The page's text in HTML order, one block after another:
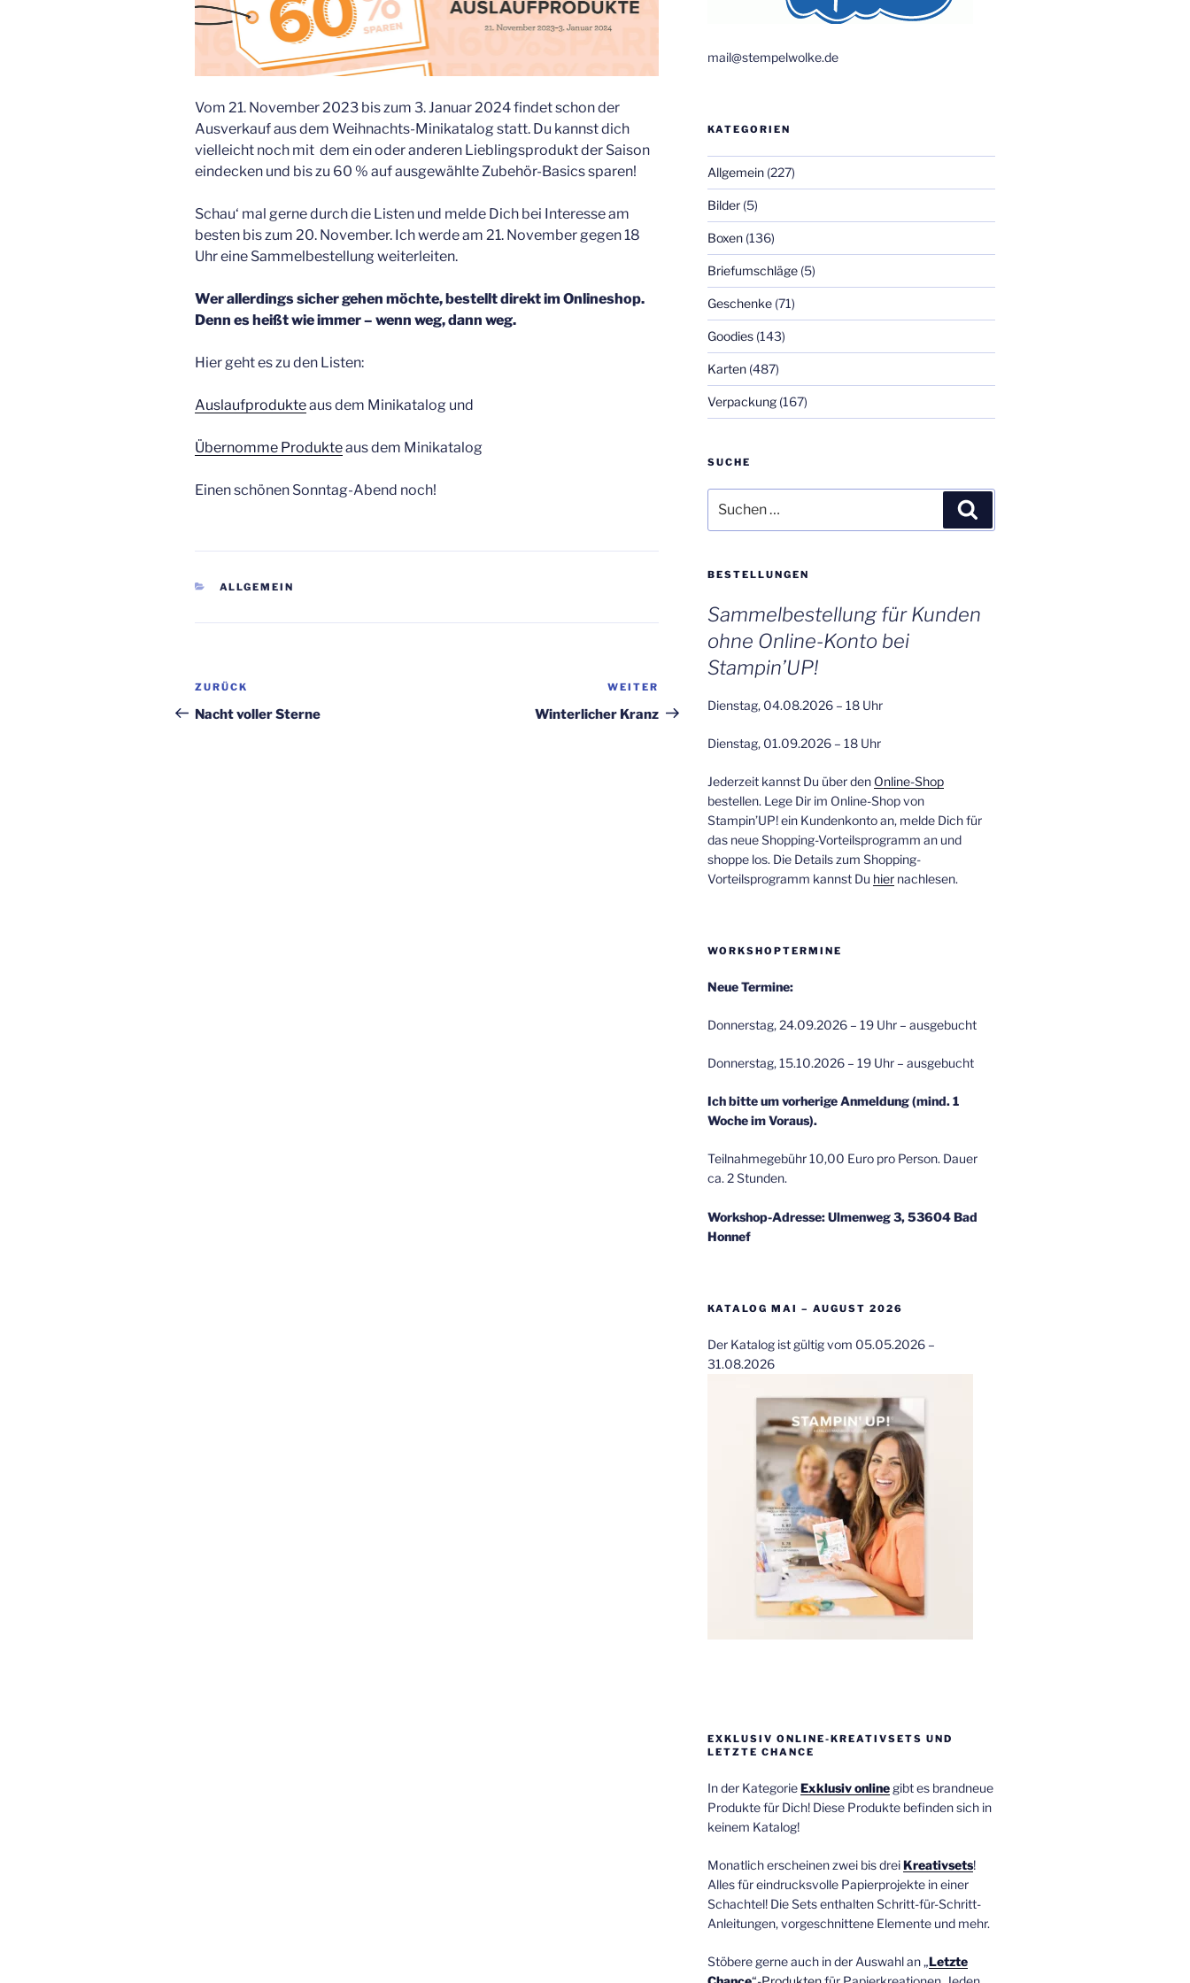
Vom 21. November 2023 bis zum 3. Januar 2024 findet schon der
Ausverkauf aus dem Weihnachts-Minikatalog statt. Du kannst dich
vielleicht noch mit dem ein oder anderen Lieblingsprodukt der Saison
eindecken und bis zu 60 % auf ausgewählte Zubehör-Basics sparen!
Schau‘ mal gerne durch die Listen und melde Dich bei Interesse am
besten bis zum 20. November. Ich werde am 21. November gegen 18
Uhr eine Sammelbestellung weiterleiten.
Wer allerdings sicher gehen möchte, bestellt direkt im Onlineshop.
Denn es heißt wie immer – wenn weg, dann weg.
Hier geht es zu den Listen:
Auslaufprodukteaus dem Minikatalog und
Übernomme Produkteaus dem Minikatalog
Einen schönen Sonntag-Abend noch!
KATEGORIEN
ALLGEMEIN
Beitragsnavigation
Vorheriger
Beitrag
ZURÜCK
Nacht voller Sterne
Beitrag
WEITER
Winterlicher Kranz
mail@stempelwolke.de
KATEGORIEN
Allgemein(227)
Bilder(5)
Boxen(136)
Briefumschläge(5)
Geschenke(71)
Goodies(143)
Karten(487)
Verpackung(167)
SUCHE
nach:
BESTELLUNGEN
Sammelbestellung für Kunden
ohne Online-Konto bei
Stampin’UP!
Dienstag, 04.08.2026 – 18 Uhr
Dienstag, 01.09.2026 – 18 Uhr
Jederzeit kannst Du über den Online-Shop
bestellen. Lege Dir im Online-Shop von
Stampin’UP! ein Kundenkonto an, melde Dich für
das neue Shopping-Vorteilsprogramm an und
shoppe los. Die Details zum Shopping-
Vorteilsprogramm kannst Du hiernachlesen.
WORKSHOPTERMINE
Neue Termine:
Donnerstag, 24.09.2026 – 19 Uhr – ausgebucht
Donnerstag, 15.10.2026 – 19 Uhr – ausgebucht
Ich bitte um vorherige Anmeldung (mind. 1
Woche im Voraus).
Teilnahmegebühr 10,00 Euro pro Person. Dauer
ca. 2 Stunden.
Workshop-Adresse: Ulmenweg 3, 53604 Bad
Honnef
KATALOG MAI – AUGUST 2026
Der Katalog ist gültig vom 05.05.2026 –
31.08.2026
EXKLUSIV ONLINE-KREATIVSETS UND
LETZTE CHANCE
In der KategorieExklusiv onlinegibt es brandneue
Produkte für Dich! Diese Produkte befinden sich in
keinem Katalog!
Monatlich erscheinen zwei bis drei Kreativsets!
Alles für eindrucksvolle Papierprojekte in einer
Schachtel! Die Sets enthalten Schritt-für-Schritt-
Anleitungen, vorgeschnittene Elemente und mehr.
Stöbere gerne auch in der Auswahl an „Letzte